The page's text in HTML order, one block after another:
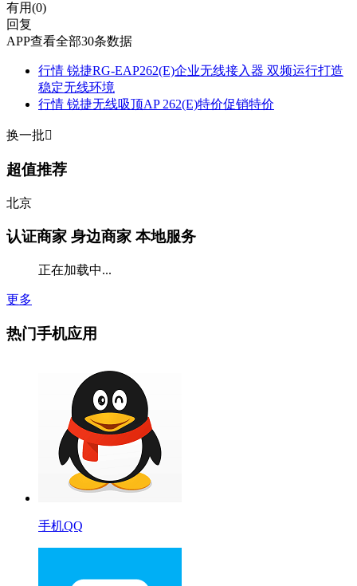
有用(0)
回复
APP查看全部30条数据
行情 锐捷RG-EAP262(E)企业无线接入器 双频运行打造
稳定无线环境
行情 锐捷无线吸顶AP 262(E)特价促销特价
换一批
超值推荐
北京
认证商家 身边商家 本地服务
正在加载中...
更多
热门手机应用
手机QQ